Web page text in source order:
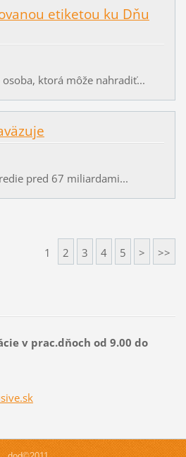
etiketou ku Dňu
ktorá môže nahradiť...
pred 67 miliardami...
1 2 3 4 5 > >>
v prac.dňoch od 9.00 do
ve.sk